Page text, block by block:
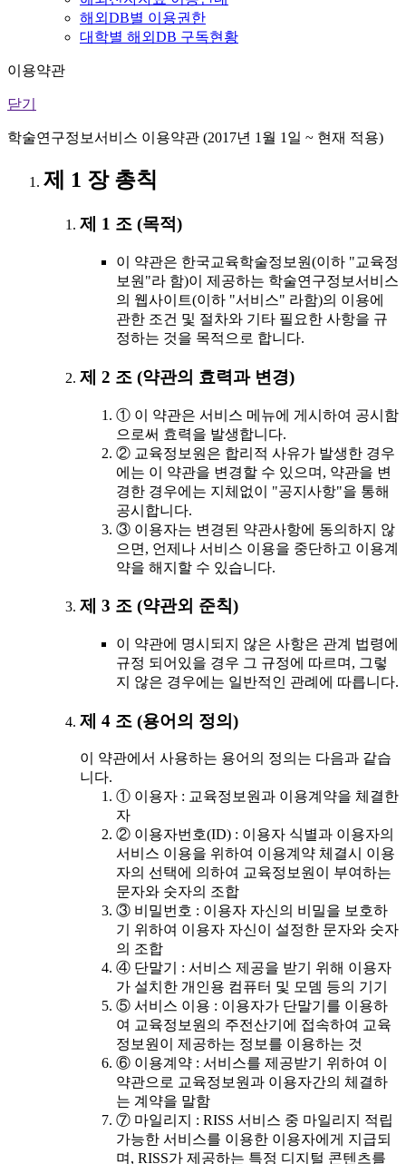
해외DB별 이용권한
대학별 해외DB 구독현황
이용약관
닫기
학술연구정보서비스 이용약관 (2017년 1월 1일 ~ 현재 적용)
제 1 장 총칙
제 1 조 (목적)
이 약관은 한국교육학술정보원(이하 "교육정
보원"라 함)이 제공하는 학술연구정보서비스
의 웹사이트(이하 "서비스" 라함)의 이용에
관한 조건 및 절차와 기타 필요한 사항을 규
정하는 것을 목적으로 합니다.
제 2 조 (약관의 효력과 변경)
① 이 약관은 서비스 메뉴에 게시하여 공시함
으로써 효력을 발생합니다.
② 교육정보원은 합리적 사유가 발생한 경우
에는 이 약관을 변경할 수 있으며, 약관을 변
경한 경우에는 지체없이 "공지사항"을 통해
공시합니다.
③ 이용자는 변경된 약관사항에 동의하지 않
으면, 언제나 서비스 이용을 중단하고 이용계
약을 해지할 수 있습니다.
제 3 조 (약관외 준칙)
이 약관에 명시되지 않은 사항은 관계 법령에
규정 되어있을 경우 그 규정에 따르며, 그렇
지 않은 경우에는 일반적인 관례에 따릅니다.
제 4 조 (용어의 정의)
이 약관에서 사용하는 용어의 정의는 다음과 같습
니다.
① 이용자 : 교육정보원과 이용계약을 체결한
자
② 이용자번호(ID) : 이용자 식별과 이용자의
서비스 이용을 위하여 이용계약 체결시 이용
자의 선택에 의하여 교육정보원이 부여하는
문자와 숫자의 조합
③ 비밀번호 : 이용자 자신의 비밀을 보호하
기 위하여 이용자 자신이 설정한 문자와 숫자
의 조합
④ 단말기 : 서비스 제공을 받기 위해 이용자
가 설치한 개인용 컴퓨터 및 모뎀 등의 기기
⑤ 서비스 이용 : 이용자가 단말기를 이용하
여 교육정보원의 주전산기에 접속하여 교육
정보원이 제공하는 정보를 이용하는 것
⑥ 이용계약 : 서비스를 제공받기 위하여 이
약관으로 교육정보원과 이용자간의 체결하
는 계약을 말함
⑦ 마일리지 : RISS 서비스 중 마일리지 적립
가능한 서비스를 이용한 이용자에게 지급되
며, RISS가 제공하는 특정 디지털 콘텐츠를